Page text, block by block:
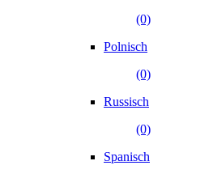
(0)
Polnisch
(0)
Russisch
(0)
Spanisch